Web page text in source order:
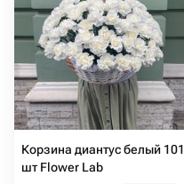
Кoрзинa диантус белый 101
шт Flower Lab